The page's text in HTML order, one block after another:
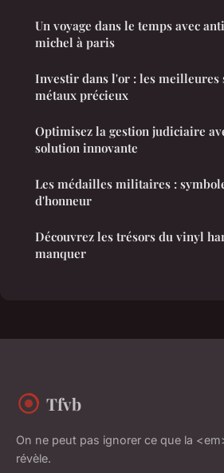
Un voyage dans le temps avec
michel à paris
Investir dans l'or : les meilleures
métaux précieux
Optimisez la gestion judiciaire
solution innovante
Les médailles militaires :
d'honneur
Découvrez les trésors du vinyl
manquer
Tfvb
On ne peut pas ignorer ce que la
révèle.